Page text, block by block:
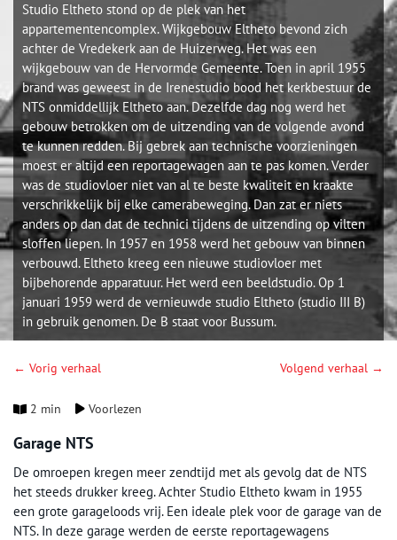
Studio Eltheto stond op de plek van het
appartementencomplex. Wijkgebouw Eltheto bevond zich
achter de Vredekerk aan de Huizerweg. Het was een
wijkgebouw van de Hervormde Gemeente. Toen in april 1955
brand was geweest in de Irenestudio bood het kerkbestuur de
NTS onmiddellijk Eltheto aan. Dezelfde dag nog werd het
gebouw betrokken om de uitzending van de volgende avond
te kunnen redden. Bij gebrek aan technische voorzieningen
moest er altijd een reportagewagen aan te pas komen. Verder
was de studiovloer niet van al te beste kwaliteit en kraakte
verschrikkelijk bij elke camerabeweging. Dan zat er niets
anders op dan dat de technici tijdens de uitzending op vilten
sloffen liepen. In 1957 en 1958 werd het gebouw van binnen
verbouwd. Eltheto kreeg een nieuwe studiovloer met
bijbehorende apparatuur. Het werd een beeldstudio. Op 1
januari 1959 werd de vernieuwde studio Eltheto (studio III B)
in gebruik genomen. De B staat voor Bussum.
← Vorig verhaal Volgend verhaal →
2 min Voorlezen
Garage NTS
De omroepen kregen meer zendtijd met als gevolg dat de NTS
het steeds drukker kreeg. Achter Studio Eltheto kwam in 1955
een grote garageloods vrij. Een ideale plek voor de garage van de
NTS. In deze garage werden de eerste reportagewagens